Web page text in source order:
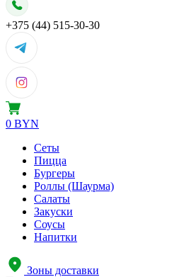
+375 (44) 515-30-30
0 BYN
Сеты
Пицца
Бургеры
Роллы (Шаурма)
Салаты
Закуски
Соусы
Напитки
Зоны доставки